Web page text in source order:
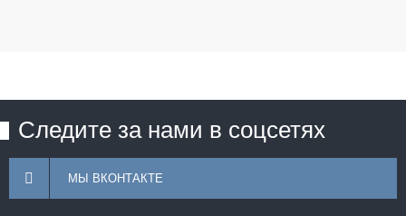
Следите за нами в соцсетях
МЫ ВКОНТАКТЕ